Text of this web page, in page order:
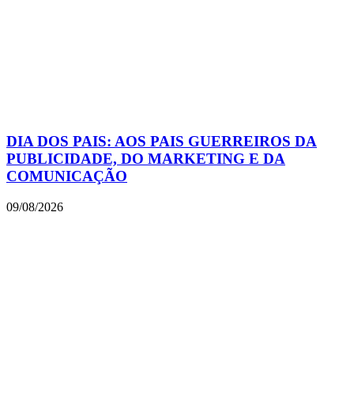
DIA DOS PAIS: AOS PAIS GUERREIROS DA
PUBLICIDADE, DO MARKETING E DA
COMUNICAÇÃO
09/08/2026